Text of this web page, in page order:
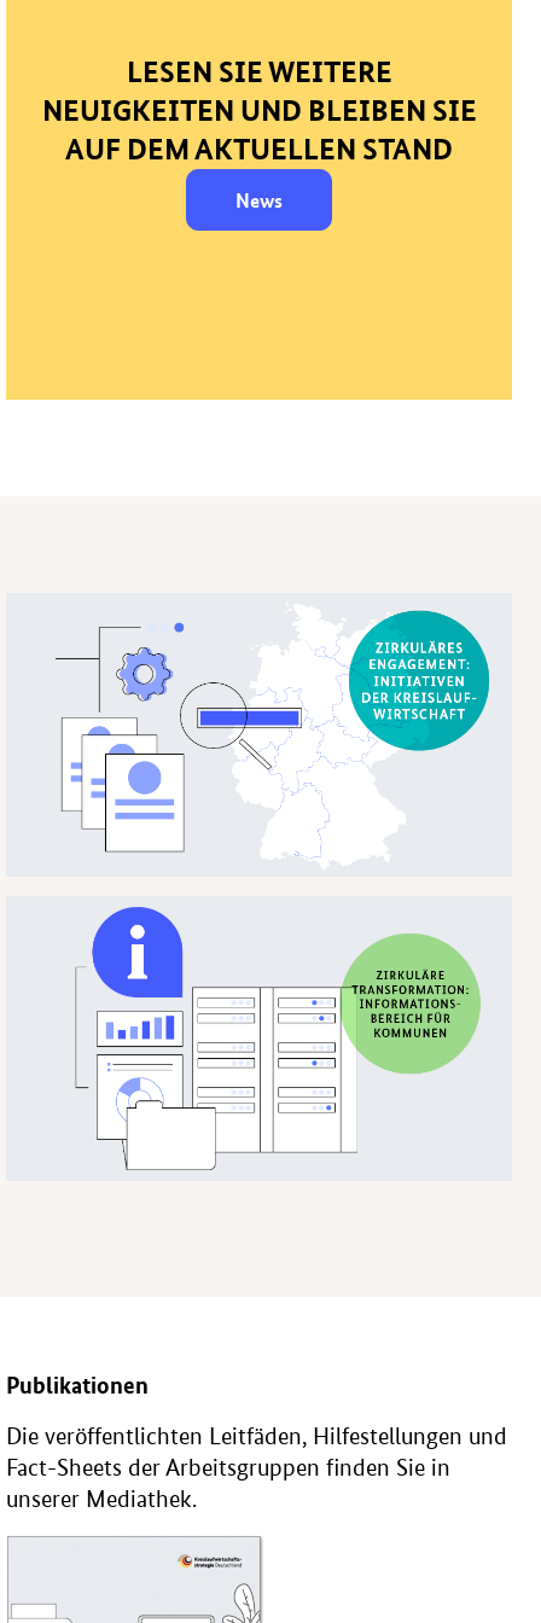
LESEN SIE WEITERE
NEUIGKEITEN UND BLEIBEN SIE
AUF DEM AKTUELLEN STAND
News
Publikationen
Die veröffentlichten Leitfäden, Hilfestellungen und
Fact-Sheets der Arbeitsgruppen finden Sie in
unserer Mediathek.